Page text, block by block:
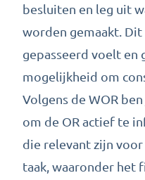
besluiten en leg uit
worden gemaakt.
gepasseerd voelt en
mogelijkheid om
Volgens de WOR
om de OR actief te
die relevant zijn
taak, waaronder het